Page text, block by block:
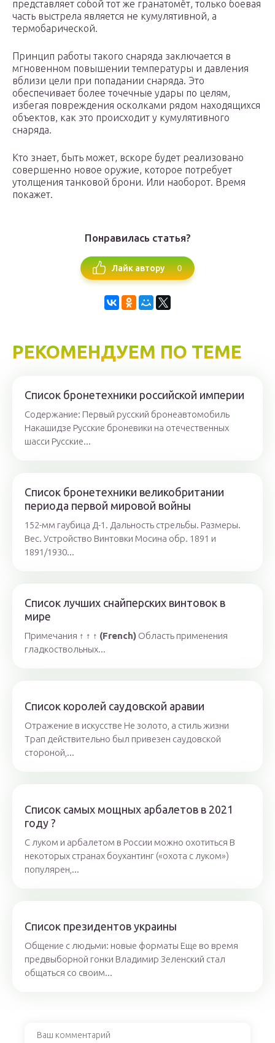
представляет собой тот же гранатомёт, только боевая
часть выстрела является не кумулятивной, а
термобарической.
Принцип работы такого снаряда заключается в
мгновенном повышении температуры и давления
вблизи цели при попадании снаряда. Это
обеспечивает более точечные удары по целям,
избегая повреждения осколками рядом находящихся
объектов, как это происходит у кумулятивного
снаряда.
Кто знает, быть может, вскоре будет реализовано
совершенно новое оружие, которое потребует
утолщения танковой брони. Или наоборот. Время
покажет.
Понравилась статья?
Лайк автору 0
РЕКОМЕНДУЕМ ПО ТЕМЕ
Список бронетехники российской империи
Содержание: Первый русский бронеавтомобиль
Накашидзе Русские броневики на отечественных
шасси Русские...
Список бронетехники великобритании
периода первой мировой войны
152-мм гаубица Д-1. Дальность стрельбы. Размеры.
Вес. Устройство Винтовки Мосина обр. 1891 и
1891/1930...
Список лучших снайперских винтовок в
мире
Примечания ↑ ↑ ↑ (French) Область применения
гладкоствольных...
Список королей саудовской аравии
Отражение в искусстве Не золото, а стиль жизни
Трап действительно был привезен саудовской
стороной,...
Список самых мощных арбалетов в 2021
году ?
С луком и арбалетом в России можно охотиться В
некоторых странах боухантинг («охота с луком»)
популярен,...
Список президентов украины
Общение с людьми: новые форматы Еще во время
предвыборной гонки Владимир Зеленский стал
общаться со своим...